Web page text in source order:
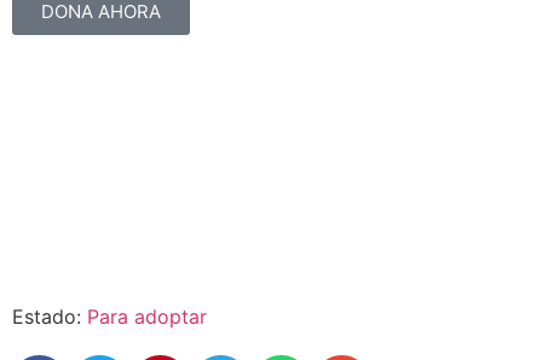
DONA AHORA
Estado: Para adoptar